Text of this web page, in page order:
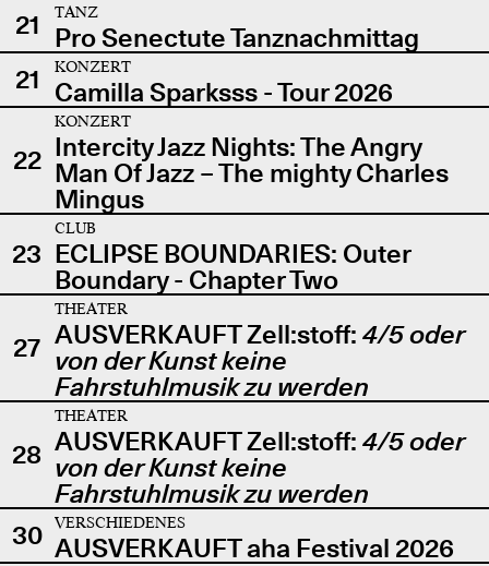
21
TANZ
Pro Senectute Tanznachmittag
21
KONZERT
Camilla Sparksss - Tour 2026
22
KONZERT
Intercity Jazz Nights: The Angry
Man Of Jazz – The mighty Charles
Mingus
23
CLUB
ECLIPSE BOUNDARIES: Outer
Boundary - Chapter Two
27
THEATER
AUSVERKAUFT Zell:stoff: 4/5 oder
von der Kunst keine
Fahrstuhlmusik zu werden
28
THEATER
AUSVERKAUFT Zell:stoff: 4/5 oder
von der Kunst keine
Fahrstuhlmusik zu werden
30
VERSCHIEDENES
AUSVERKAUFT aha Festival 2026